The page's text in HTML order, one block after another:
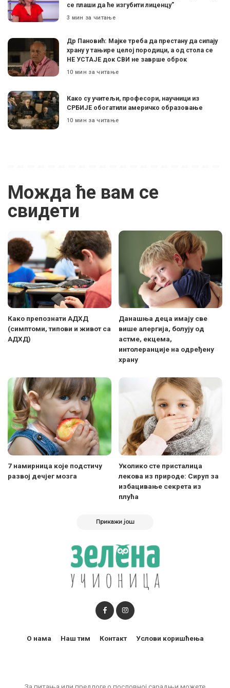
се плаши да ће изгубити лиценцу”
3 мин за читање
Др Пановић: Мајке треба да престану да сипају
храну у тањире целој породици, а од стола се
НЕ УСТАЈЕ док СВИ не заврше оброк
10 мин за читање
Како су учитељи, професори, научници из
СРБИЈЕ обогатили америчко образовање
10 мин за читање
Можда ће вам се
свидети
Како препознати АДХД
(симптоми, типови и живот са
АДХД)
Данашња деца имају све
више алергија, болују од
астме, екцема,
интолеранције на одређену
храну
7 намирница које подстичу
развој дечјег мозга
Уколико сте присталица
лекова из природе: Сируп за
избацивање секрета из
плућа
Прикажи још
За питања или предлоге о пословној сарадњи можете
О нама Наш тим Контакт Услови коришћења